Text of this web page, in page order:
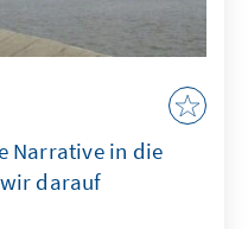
Narrative in die
darauf